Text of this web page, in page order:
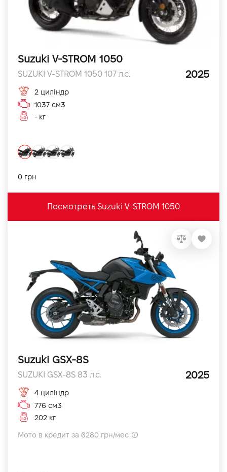
Suzuki V-STROM 1050
SUZUKI V-STROM 1050 107 л.с. 2025
2 циліндр
1037 см3
- кг
0 грн
Посмотреть Suzuki V-STROM 1050
Suzuki GSX-8S
SUZUKI GSX-8S 83 л.с. 2025
4 циліндр
776 см3
202 кг
Мото в кредит за 6280 грн/мес